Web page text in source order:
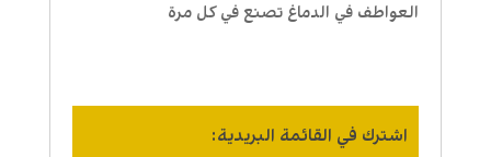
العواطف في الدماغ تصنع في كل مرة
اشترك في القائمة البريدية: